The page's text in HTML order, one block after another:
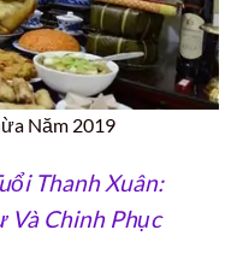
Năm 2019
Thanh Xuân:
Và Chinh Phục